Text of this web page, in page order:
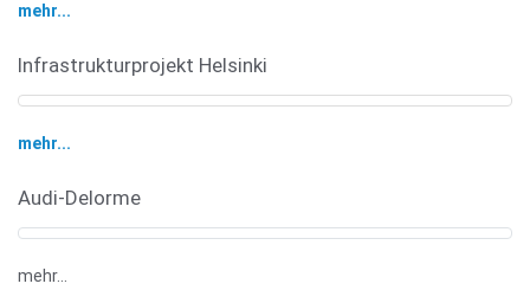
mehr...
Infrastrukturprojekt Helsinki
mehr...
Audi-Delorme
mehr...